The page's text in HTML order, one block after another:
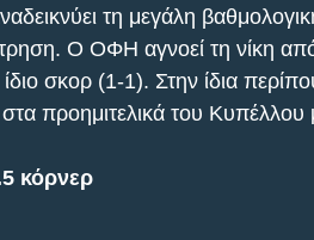
τη μεγάλη
Ο ΟΦΗ αγνοεί τη νίκη
ίδιο σκορ (1-1). Στην ίδια
προημιτελικά του
κόρνερ